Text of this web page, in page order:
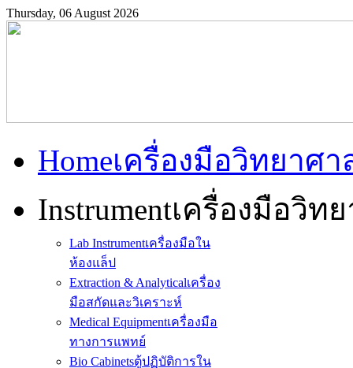
Thursday, 06 August 2026
Homeเครื่องมือวิทยาศา
Instrumentเครื่องมือวิท
Lab Instrumentเครื่องมือใน
ห้องแล็ป
Extraction & Analyticalเครื่อง
มือสกัดและวิเคราะห์
Medical Equipmentเครื่องมือ
ทางการแพทย์
Bio Cabinetsตู้ปฏิบัติการใน